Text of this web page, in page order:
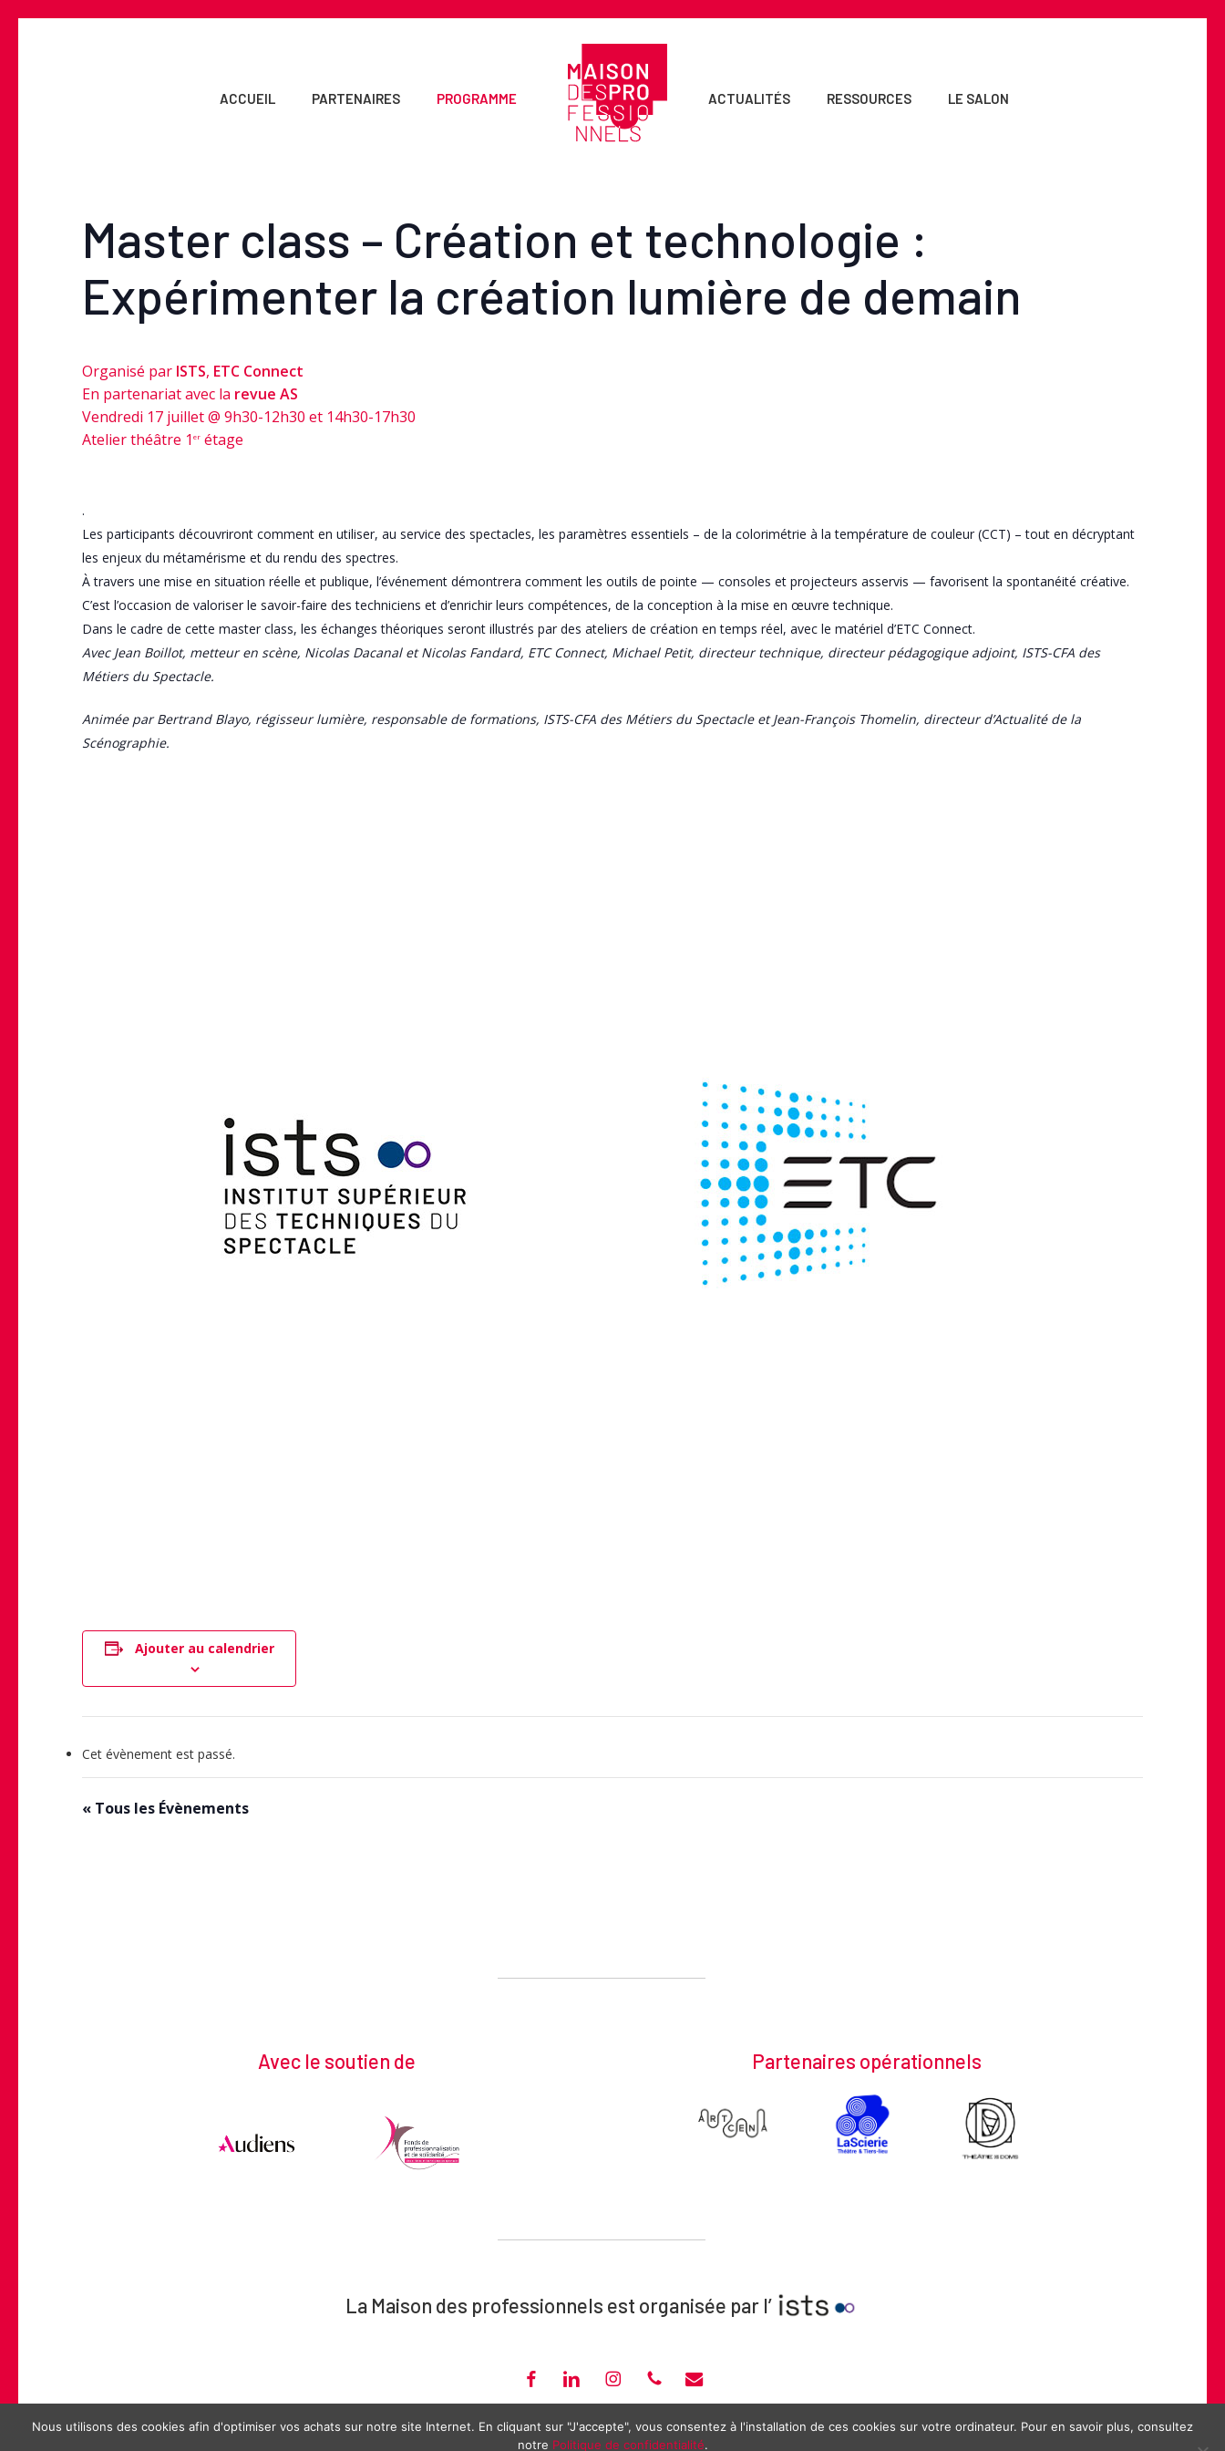
ACCUEIL PARTENAIRES PROGRAMME ACTUALITÉS RESSOURCES LE SALON
Master class – Création et technologie :
Expérimenter la création lumière de demain
Organisé par ISTS, ETC Connect
En partenariat avec la revue AS
Vendredi 17 juillet @ 9h30-12h30 et 14h30-17h30
Atelier théâtre 1 er étage
.
Les participants découvriront comment en utiliser, au service des spectacles, les paramètres essentiels – de la colorimétrie à la température de couleur (CCT) – tout en décryptant
les enjeux du métamérisme et du rendu des spectres.
À travers une mise en situation réelle et publique, l’événement démontrera comment les outils de pointe — consoles et projecteurs asservis — favorisent la spontanéité créative.
C’est l’occasion de valoriser le savoir-faire des techniciens et d’enrichir leurs compétences, de la conception à la mise en œuvre technique.
Dans le cadre de cette master class, les échanges théoriques seront illustrés par des ateliers de création en temps réel, avec le matériel d’ETC Connect.
Avec Jean Boillot, metteur en scène, Nicolas Dacanal et Nicolas Fandard, ETC Connect, Michael Petit, directeur technique, directeur pédagogique adjoint, ISTS-CFA des
Métiers du Spectacle.
Animée par Bertrand Blayo, régisseur lumière, responsable de formations, ISTS-CFA des Métiers du Spectacle et Jean-François Thomelin, directeur d’Actualité de la
Scénographie.
Ajouter au calendrier
Cet évènement est passé.
« Tous les Évènements
Avec le soutien de Partenaires opérationnels
La Maison des professionnels est organisée par l’
FACEBOOKLINKEDININSTAGRAMPHONE EMAIL
2026 ©MAISON DES PROFESSIONNELS — MENTIONS LÉGALES—POLITIQUE DE CONFIDENTIALITÉ
Nous utilisons des cookies afin d'optimiser vos achats sur notre site Internet. En cliquant sur "J'accepte", vous consentez à l'installation de ces cookies sur votre ordinateur. Pour en savoir plus, consultez
notre Politique de confidentialité.